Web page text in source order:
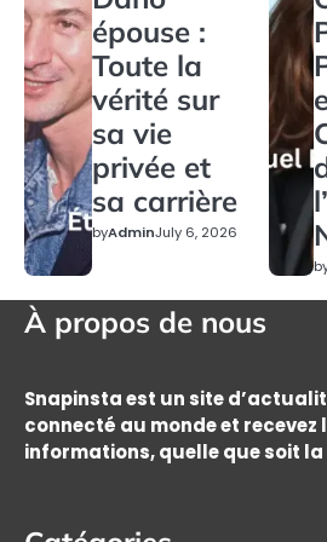
épouse :
Toute la
vérité sur
sa vie
privée et
sa carrière
byAdminJuly 6, 2026
À propos de nous
Snapinsta est un site
connecté au monde et recevez
informations, quelle que soit